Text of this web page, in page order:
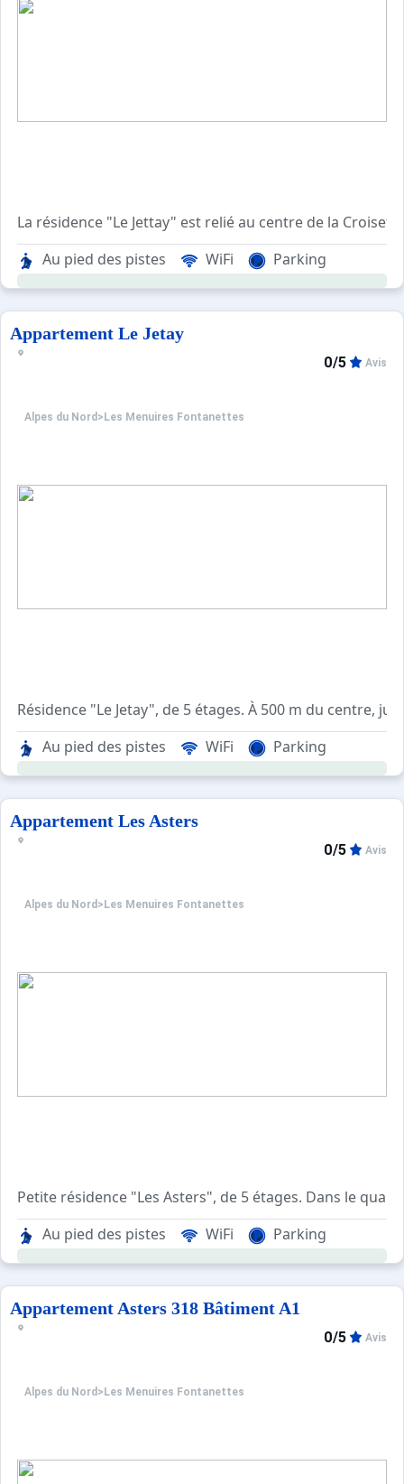
La résidence "Le Jettay" est relié au centre de la
Au pied des pistes
WiFi Parking
Appartement Le Jetay
Alpes du Nord > Les Menuires Fontanettes
0/5 Avis
Résidence "Le Jetay", de 5 étages. À 500 m du centre,
"Jetay Choucas 97", apt 2 pièces 29 m2, au rez-de-
Au pied des pistes WiFi Parking
Appartement Les Asters
Alpes du Nord > Les Menuires Fontanettes
0/5 Avis
Petite résidence "Les Asters", de 5 étages. Dans le
"Asters 711 B2" studio 18 m2 au 2ème étage.
Au pied des pistes WiFi Parking
Appartement Asters 318 Bâtiment A1
Alpes du Nord > Les Menuires Fontanettes
0/5 Avis